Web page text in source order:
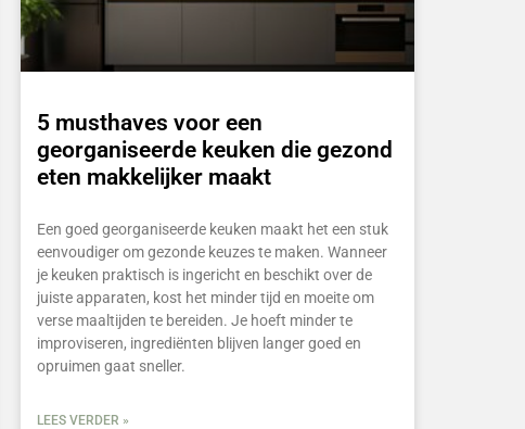
5 musthaves voor een
georganiseerde keuken die gezond
eten makkelijker maakt
Een goed georganiseerde keuken maakt het een stuk
eenvoudiger om gezonde keuzes te maken. Wanneer
je keuken praktisch is ingericht en beschikt over de
juiste apparaten, kost het minder tijd en moeite om
verse maaltijden te bereiden. Je hoeft minder te
improviseren, ingrediënten blijven langer goed en
opruimen gaat sneller.
LEES VERDER »